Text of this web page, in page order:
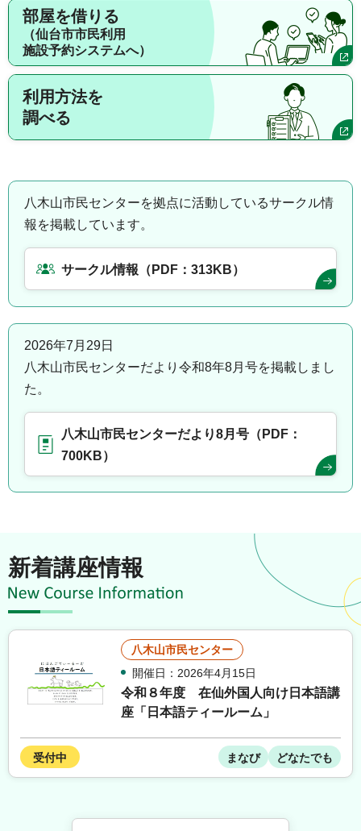
部屋を借りる
（仙台市市民利用
施設予約システムへ）
利用方法を
調べる
八木山市民センターを拠点に活動しているサークル情
報を掲載しています。
サークル情報（PDF：313KB）
2026年7月29日
八木山市民センターだより令和8年8月号を掲載しまし
た。
八木山市民センターだより8月号（PDF：
700KB）
新着講座情報
八木山市民センター
開催日：2026年4月15日
令和８年度 在仙外国人向け日本語講
座「日本語ティールーム」
受付中 まなび どなたでも